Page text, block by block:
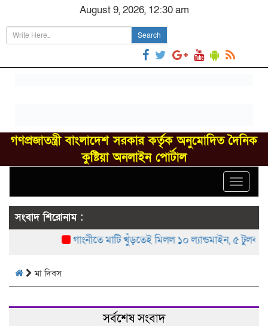
August 9, 2026, 12:30 am
Search
গণপ্রজাতন্ত্রী বাংলাদেশ সরকার কর্তৃক অনুমোদিত দৈনিক
কুষ্টিয়া অনলাইন পোর্টাল
Toggle
সংবাদ শিরোনাম :
গাংনীতে মাটি খুঁড়তেই মিলল ১০ ল্যান্ডমাইন, ৫ টুলবক্স;
মা দিবস
সর্বশেষ সংবাদ